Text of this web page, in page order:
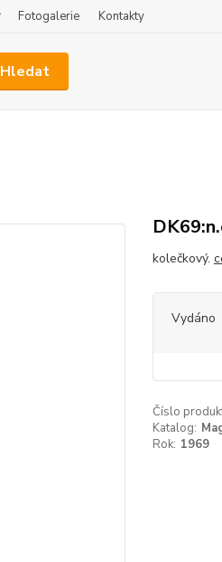
Fotogalerie Kontakty
Hledat
kolečkový.
Vydáno
Číslo
Katalog:
Rok: 1969